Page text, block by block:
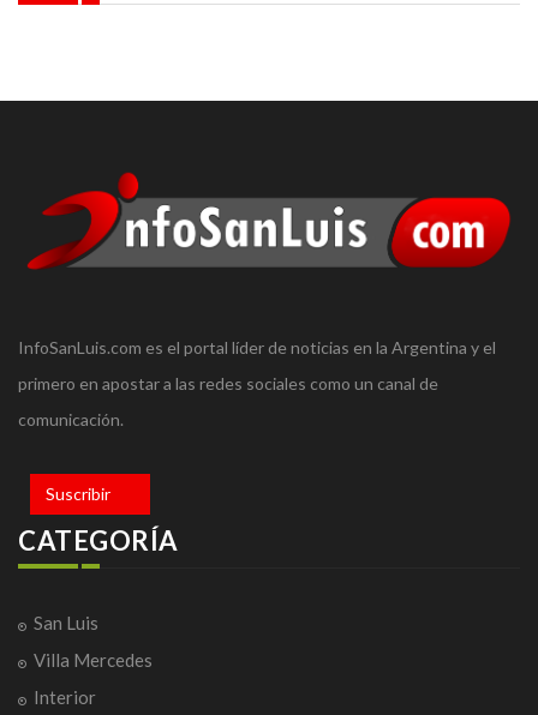
InfoSanLuis.com es el portal líder de noticias en la Argentina y el
primero en apostar a las redes sociales como un canal de
comunicación.
Suscribir
CATEGORÍA
San Luis
Villa Mercedes
Interior